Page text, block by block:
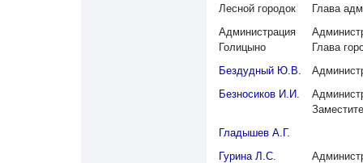
Лесной городок
Глава
Администрация
Голицыно
Глава
Бездудный Ю.В.
Безносиков И.И.
Гладышев А.Г.
Гурина Л.С.